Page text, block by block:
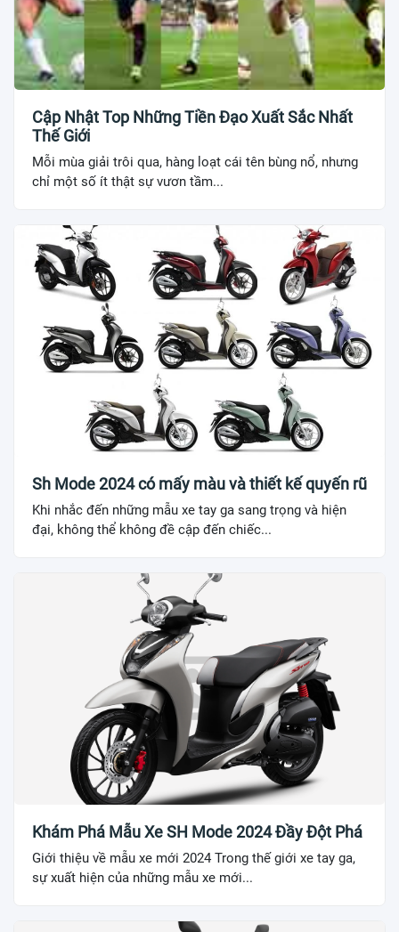
Cập Nhật Top Những Tiền Đạo Xuất Sắc Nhất
Thế Giới
Mỗi mùa giải trôi qua, hàng loạt cái tên bùng nổ, nhưng
chỉ một số ít thật sự vươn tầm...
Sh Mode 2024 có mấy màu và thiết kế quyến rũ
Khi nhắc đến những mẫu xe tay ga sang trọng và hiện
đại, không thể không đề cập đến chiếc...
Khám Phá Mẫu Xe SH Mode 2024 Đầy Đột Phá
Giới thiệu về mẫu xe mới 2024 Trong thế giới xe tay ga,
sự xuất hiện của những mẫu xe mới...